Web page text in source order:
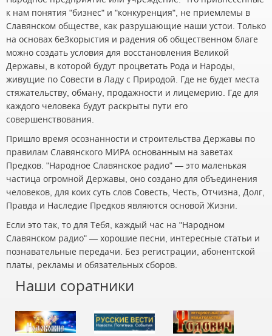
к нам понятия "бизнес" и "конкуренция", не приемлемы в
Славянском обществе, как разрушающие наши устои. Только
на основах беЗкорыстия и радения об общественном благе
можно создать условия для восстановления Великой
Державы, в которой будут процветать Рода и Народы,
живущие по Совести в Ладу с Природой. Где не будет места
стяжательству, обману, продажности и лицемерию. Где для
каждого человека будут раскрыты пути его
совершенствования.
Пришло время осознанности и строительства Державы по
правилам Славянского МИРА основанным на заветах
Предков. "Народное Славянское радио" — это маленькая
частица огромной Державы, оно создано для объединения
человеков, для коих суть слов Совесть, Честь, Отчизна, Долг,
Правда и Наследие Предков являются основой Жизни.
Если это так, то для Тебя, каждый час на "Народном
Славянском радио" — хорошие песни, интересные статьи и
познавательные передачи. Без регистрации, абонентской
платы, рекламы и обязательных сборов.
Наши соратники